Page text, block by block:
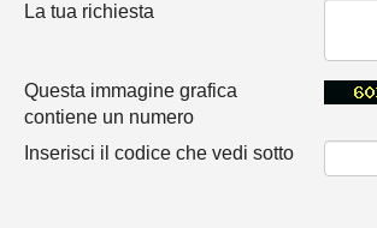
La tua richiesta
Questa immagine grafica
contiene un numero
Inserisci il codice che vedi sotto